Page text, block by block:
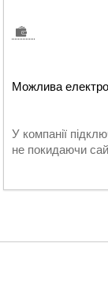
У компанії
не покидаючи